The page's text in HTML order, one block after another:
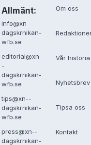
Allmänt:
info@xn--
dagskrnikan-
wfb.se
editorial@xn-
-
dagskrnikan-
wfb.se
tips@xn--
dagskrnikan-
wfb.se
press@xn--
dagskrnikan-
Om oss
Vår historia
Nyhetsbrev
Tipsa oss
Kontakt